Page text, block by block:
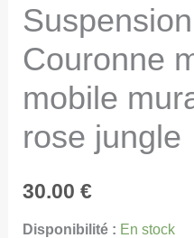
Couronne
mobile
rose jungle
30.00€
Disponibilité : En stock